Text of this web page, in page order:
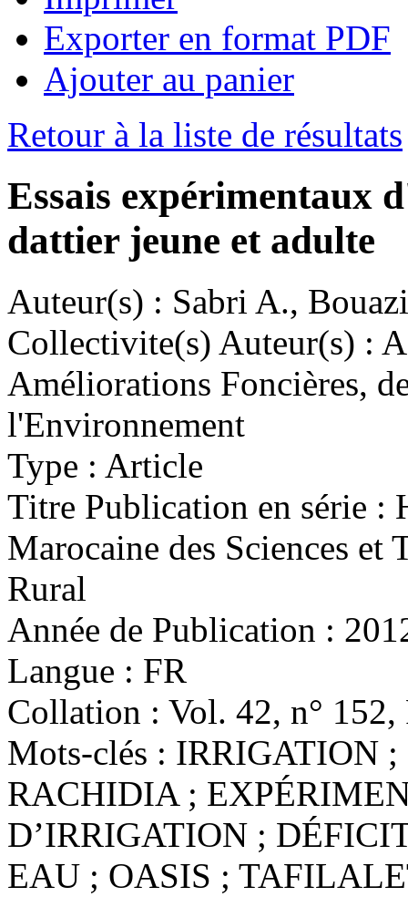
Exporter en format PDF
Ajouter au panier
Retour à la liste de résultats
Essais expérimentaux
dattier jeune et adulte
Auteur(s) : Sabri A.,
Collectivite(s) Auteur(s) :
Améliorations Foncières,
l'Environnement
Type : Article
Titre Publication en série :
Marocaine des Sciences et
Rural
Année de Publication :
Langue : FR
Collation : Vol. 42, n°
Mots-clés : IRRIGATION
RACHIDIA ;
D’IRRIGATION ;
EAU ; OASIS ;